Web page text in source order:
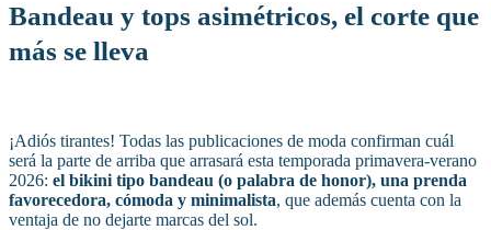
Bandeau y tops asimétricos, el corte que
más se lleva
¡Adiós tirantes! Todas las publicaciones de moda confirman cuál
será la parte de arriba que arrasará esta temporada primavera-verano
2026: el bikini tipo bandeau (o palabra de honor), una prenda
favorecedora, cómoda y minimalista, que además cuenta con la
ventaja de no dejarte marcas del sol.